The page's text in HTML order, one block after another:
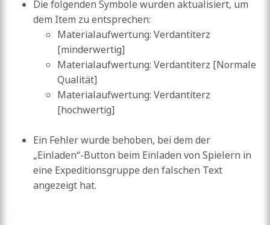
Die folgenden Symbole wurden aktualisiert, um
dem Item zu entsprechen:
Materialaufwertung: Verdantiterz
[minderwertig]
Materialaufwertung: Verdantiterz [Normale
Qualität]
Materialaufwertung: Verdantiterz
[hochwertig]
Ein Fehler wurde behoben, bei dem der
„Einladen“-Button beim Einladen von Spielern in
eine Expeditionsgruppe den falschen Text
angezeigt hat.